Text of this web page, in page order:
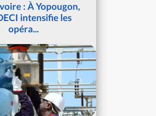
: À Yopougon,
intensifie les
opéra...